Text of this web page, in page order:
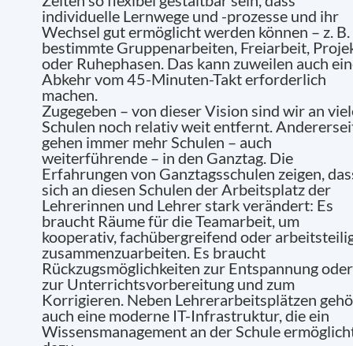
individuelle Lernwege und -prozesse und ihr
Wechsel gut ermöglicht werden können – z.
bestimmte Gruppenarbeiten, Freiarbeit,
oder Ruhephasen. Das kann zuweilen auch
Abkehr vom 45-Minuten-Takt erforderlich
machen.
Zugegeben – von dieser Vision sind wir an
Schulen noch relativ weit entfernt.
gehen immer mehr Schulen – auch
weiterführende – in den Ganztag. Die
Erfahrungen von Ganztagsschulen zeigen,
sich an diesen Schulen der Arbeitsplatz der
Lehrerinnen und Lehrer stark verändert: Es
braucht Räume für die Teamarbeit, um
kooperativ, fachübergreifend oder
zusammenzuarbeiten. Es braucht
Rückzugsmöglichkeiten zur Entspannung oder
zur Unterrichtsvorbereitung und zum
Korrigieren. Neben Lehrerarbeitsplätzen
auch eine moderne IT-Infrastruktur, die ein
Wissensmanagement an der Schule